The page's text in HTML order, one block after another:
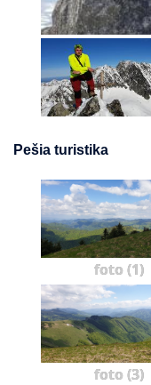
Pešia turistika
foto (1)
foto (3)